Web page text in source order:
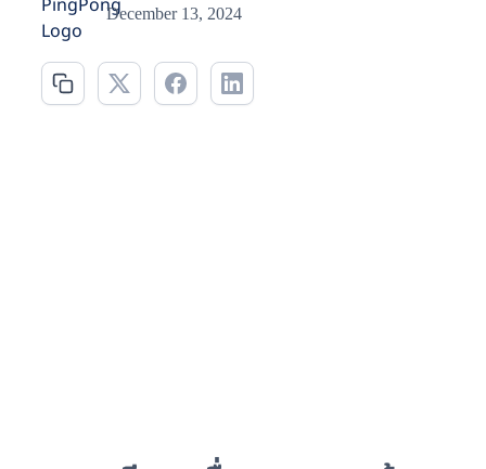
December 13, 2024